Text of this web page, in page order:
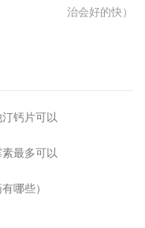
治会好的快）
钙片可以
最多可以
哪些）